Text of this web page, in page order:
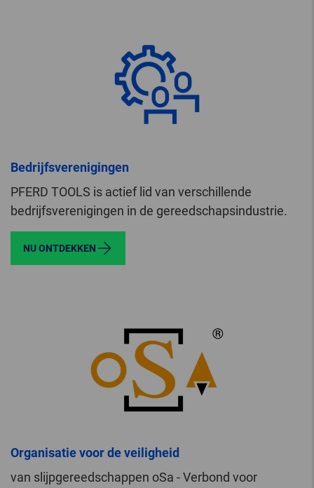
Bedrijfsverenigingen
PFERD TOOLS is actief lid van verschillende
bedrijfsverenigingen in de gereedschapsindustrie.
NU ONTDEKKEN
Organisatie voor de veiligheid
van slijpgereedschappen oSa - Verbond voor